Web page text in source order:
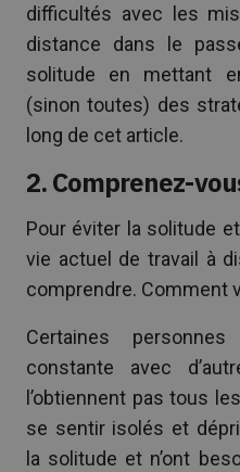
difficultés avec les
distance dans le
solitude en mettant
(sinon toutes) des
long de cet article.
2. Comprenez-
Pour éviter la solitude
vie actuel de travail à
comprendre. Comment
Certaines
constante avec
l’obtiennent pas tous
se sentir isolés et
la solitude et n’ont